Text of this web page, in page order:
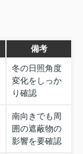
備考
冬の日照角度
変化をしっか
り確認
南向きでも周
囲の遮蔽物の
影響を要確認